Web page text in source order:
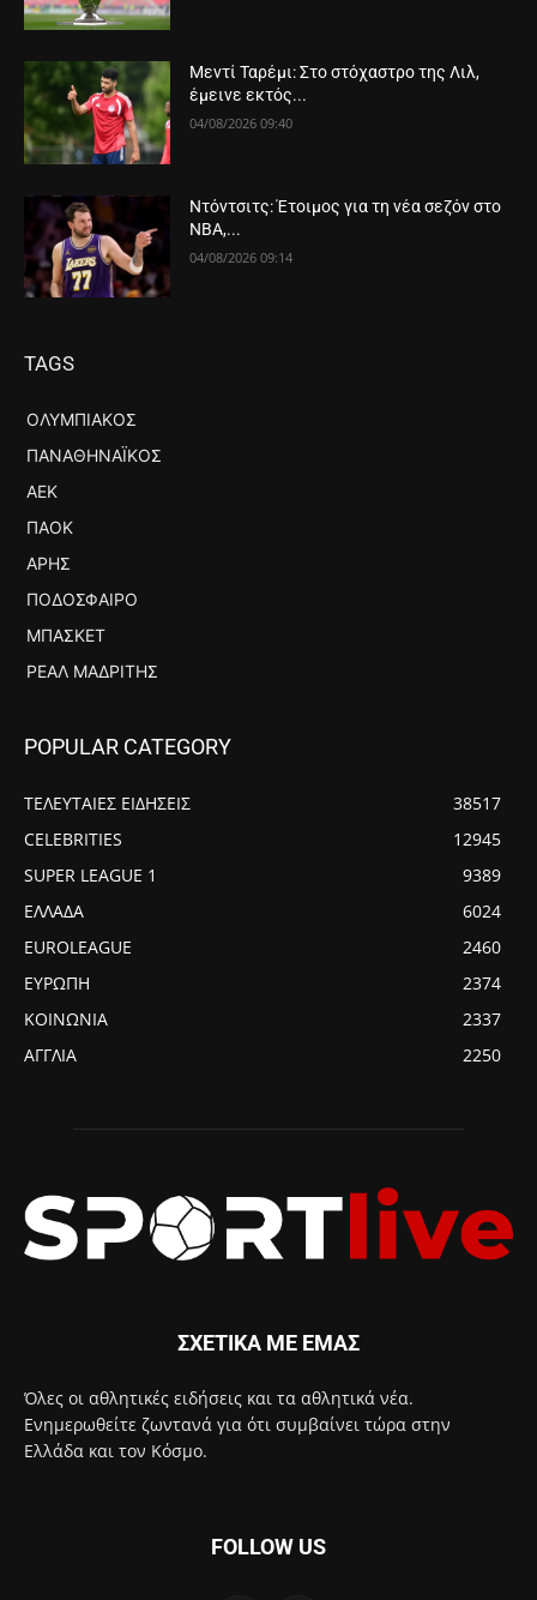
Μεντί Ταρέμι: Στο στόχαστρο της Λιλ,
έμεινε εκτός...
04/08/2026 09:40
Ντόντσιτς: Έτοιμος για τη νέα σεζόν στο
ΝΒΑ,...
04/08/2026 09:14
TAGS
ΟΛΥΜΠΙΑΚΌΣ
ΠΑΝΑΘΗΝΑΪΚΌΣ
ΑΕΚ
ΠΑΟΚ
ΆΡΗΣ
ΠΟΔΌΣΦΑΙΡΟ
ΜΠΆΣΚΕΤ
ΡΕΆΛ ΜΑΔΡΊΤΗΣ
POPULAR CATEGORY
ΤΕΛΕΥΤΑΙΕΣ ΕΙΔΗΣΕΙΣ
38517
CELEBRITIES
12945
SUPER LEAGUE 1
9389
ΕΛΛΑΔΑ
6024
EUROLEAGUE
2460
ΕΥΡΩΠΗ
2374
ΚΟΙΝΩΝΙΑ
2337
ΑΓΓΛΙΑ
2250
ΣΧΕΤΙΚΑ ΜΕ ΕΜΑΣ
Όλες οι αθλητικές ειδήσεις και τα αθλητικά νέα.
Ενημερωθείτε ζωντανά για ότι συμβαίνει τώρα στην
Ελλάδα και τον Κόσμο.
FOLLOW US